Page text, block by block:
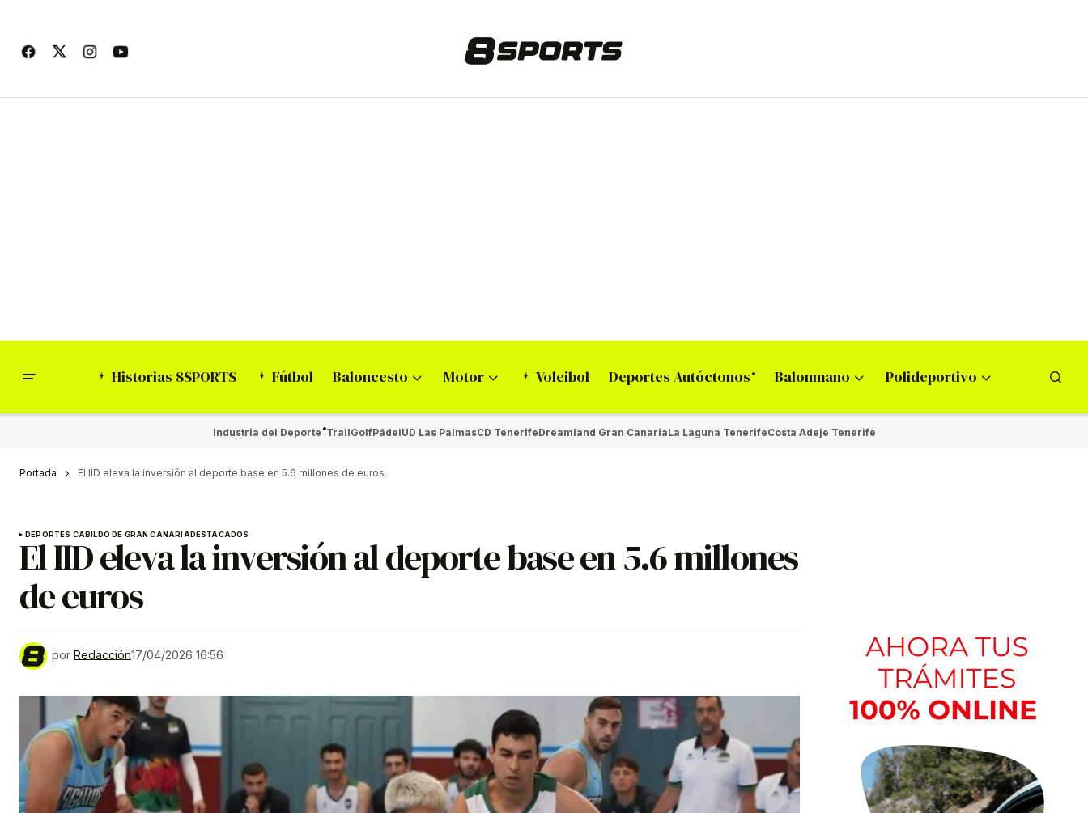
Historias 8SPORTS Fútbol Baloncesto Motor Voleibol Deportes Autóctonos Balonmano Polideportivo
Industria del Deporte TrailGolfPádelUD Las PalmasCD TenerifeDreamland Gran CanariaLa Laguna TenerifeCosta Adeje Tenerife
Portada El IID eleva la inversión al deporte base en 5.6 millones de euros
DEPORTES CABILDO DE GRAN CANARIADESTACADOS
El IID eleva la inversión al deporte base en 5.6 millones
de euros
por Redacción17/04/2026 16:56